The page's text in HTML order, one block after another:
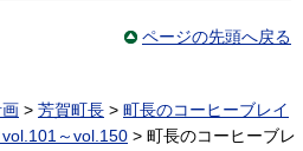
ページの先頭へ戻る
> 芳賀町長 > 町長のコーヒーブレイ
～vol.150 > 町長のコーヒーブレ